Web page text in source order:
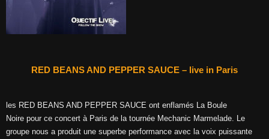
RED BEANS AND PEPPER SAUCE – live in Paris
les RED BEANS AND PEPPER SAUCE ont enflamés La Boule
Noire pour ce concert à Paris de la tournée Mechanic Marmelade. Le
groupe nous a produit une superbe performance avec la voix puissante